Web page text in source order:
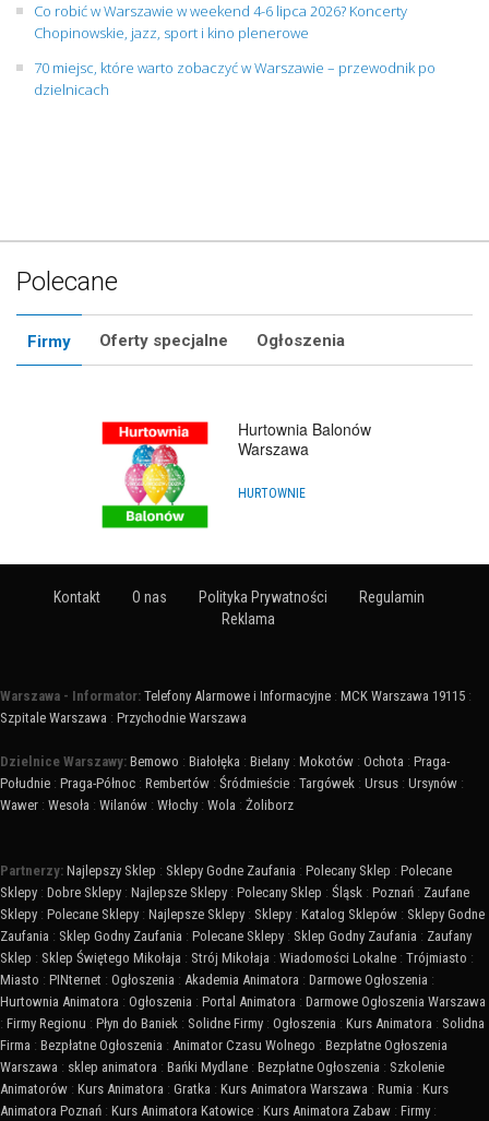
Co robić w Warszawie w weekend 4-6 lipca 2026? Koncerty
Chopinowskie, jazz, sport i kino plenerowe
70 miejsc, które warto zobaczyć w Warszawie – przewodnik po
dzielnicach
Polecane
Firmy Oferty specjalne Ogłoszenia
Hurtownia Balonów
Warszawa
HURTOWNIE
Kontakt O nas Polityka Prywatności
Regulamin
Reklama
Warszawa - Informator: Telefony Alarmowe i Informacyjne : MCK Warszawa 19115 :
Szpitale Warszawa : Przychodnie Warszawa
Dzielnice Warszawy: Bemowo : Białołęka : Bielany : Mokotów : Ochota : Praga-
Południe : Praga-Północ : Rembertów : Śródmieście : Targówek : Ursus : Ursynów :
Wawer : Wesoła : Wilanów : Włochy : Wola : Żoliborz
Partnerzy: Najlepszy Sklep : Sklepy Godne Zaufania : Polecany Sklep : Polecane
Sklepy : Dobre Sklepy : Najlepsze Sklepy : Polecany Sklep : Śląsk : Poznań : Zaufane
Sklepy : Polecane Sklepy : Najlepsze Sklepy : Sklepy : Katalog Sklepów : Sklepy Godne
Zaufania : Sklep Godny Zaufania : Polecane Sklepy : Sklep Godny Zaufania : Zaufany
Sklep : Sklep Świętego Mikołaja : Strój Mikołaja : Wiadomości Lokalne : Trójmiasto :
Miasto : PINternet : Ogłoszenia : Akademia Animatora : Darmowe Ogłoszenia :
Hurtownia Animatora : Ogłoszenia : Portal Animatora : Darmowe Ogłoszenia Warszawa
: Firmy Regionu : Płyn do Baniek : Solidne Firmy : Ogłoszenia : Kurs Animatora : Solidna
Firma : Bezpłatne Ogłoszenia : Animator Czasu Wolnego : Bezpłatne Ogłoszenia
Warszawa : sklep animatora : Bańki Mydlane : Bezpłatne Ogłoszenia : Szkolenie
Animatorów : Kurs Animatora : Gratka : Kurs Animatora Warszawa : Rumia : Kurs
Animatora Poznań : Kurs Animatora Katowice : Kurs Animatora Zabaw : Firmy :